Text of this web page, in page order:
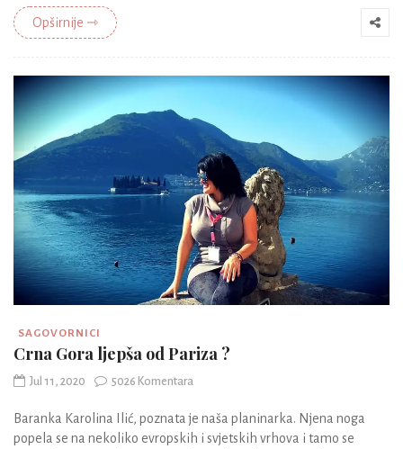
Opširnije ⇾
SAGOVORNICI
Crna Gora ljepša od Pariza ?
Jul 11, 2020 5026 Komentara
Baranka Karolina Ilić, poznata je naša planinarka. Njena noga
popela se na nekoliko evropskih i svjetskih vrhova i tamo se